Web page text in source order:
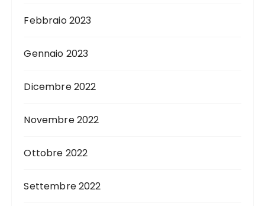
Febbraio 2023
Gennaio 2023
Dicembre 2022
Novembre 2022
Ottobre 2022
Settembre 2022